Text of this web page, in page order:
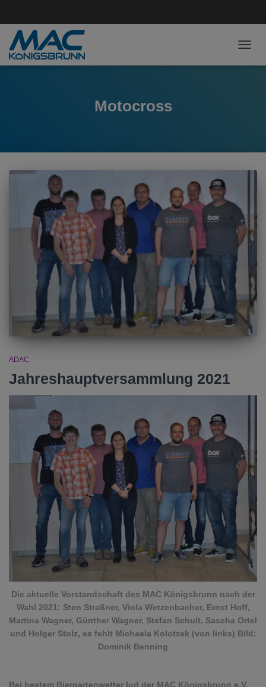
Motocross
ADAC
Jahreshauptversammlung 2021
Die aktuelle Vorstandschaft des MAC Königsbrunn nach der
Wahl 2021: Sten Straßner, Viola Wetzenbacher, Ernst Hoff,
Martina Wagner, Günther Wagner, Stefan Schult, Sascha Ortel
und Holger Stolz, es fehlt Michaela Kolotzek (von links) Bild:
Dominik Benning
Bei bestem Biergartenwetter lud der MAC Königsbrunn e.V.